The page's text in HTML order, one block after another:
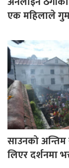
एक महिलाले
साउनको
लिएर दर्शनमा